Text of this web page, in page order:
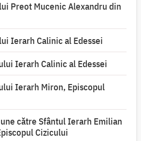
Preot Mucenic Alexandru din
Ierarh Calinic al Edessei
Ierarh Calinic al Edessei
Ierarh Miron, Episcopul
către Sfântul Ierarh Emilian
Cizicului